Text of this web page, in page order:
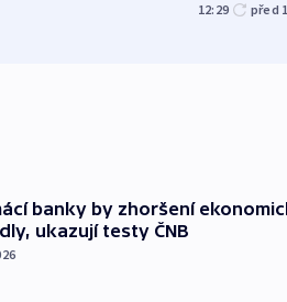
12:29 před
banky by zhoršení
ukazují testy ČNB